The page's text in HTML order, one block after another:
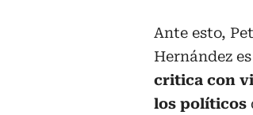
Ante esto,
Hernández
critica con
los políticos